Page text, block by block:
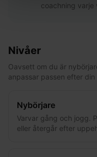
coachning varje
Nivåer
Oavsett om du är
anpassar passen efter din
Nybörjare
Varvar gång och jogg.
eller återgår efter